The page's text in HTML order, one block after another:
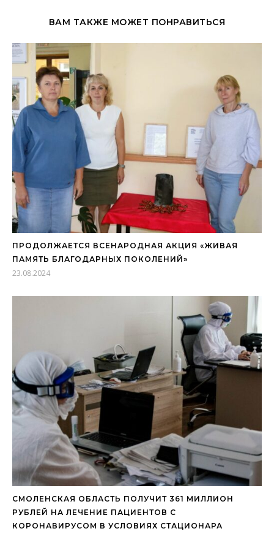
ВАМ ТАКЖЕ МОЖЕТ ПОНРАВИТЬСЯ
ПРОДОЛЖАЕТСЯ ВСЕНАРОДНАЯ АКЦИЯ «ЖИВАЯ
ПАМЯТЬ БЛАГОДАРНЫХ ПОКОЛЕНИЙ»
23.08.2024
СМОЛЕНСКАЯ ОБЛАСТЬ ПОЛУЧИТ 361 МИЛЛИОН
РУБЛЕЙ НА ЛЕЧЕНИЕ ПАЦИЕНТОВ С
КОРОНАВИРУСОМ В УСЛОВИЯХ СТАЦИОНАРА